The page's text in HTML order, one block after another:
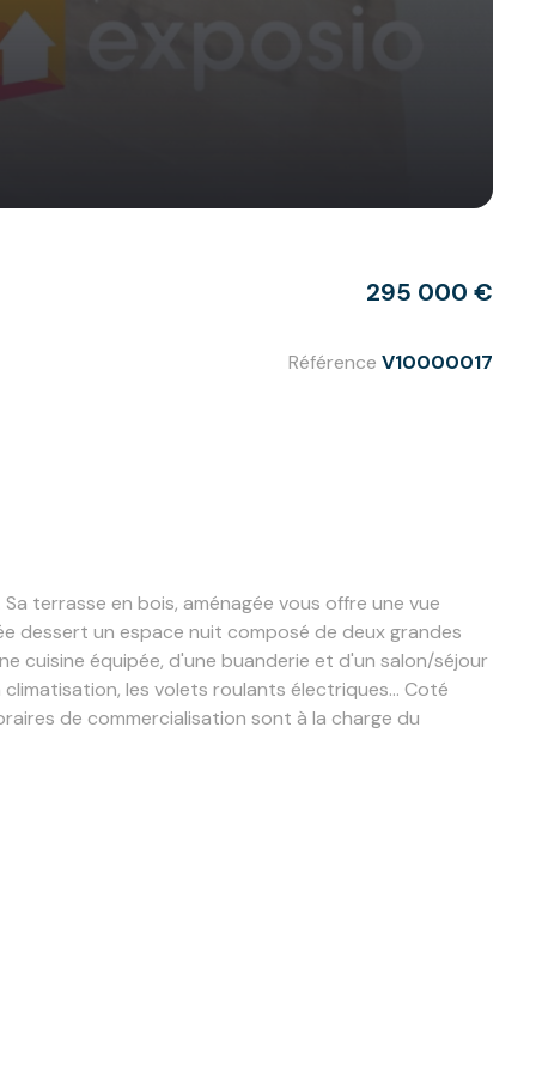
295 000 €
Référence V10000017
terrasse en bois, aménagée vous offre une vue
dessert un espace nuit composé de deux grandes
cuisine équipée, d'une buanderie et d'un salon/séjour
les volets roulants électriques... Coté
de commercialisation sont à la charge du